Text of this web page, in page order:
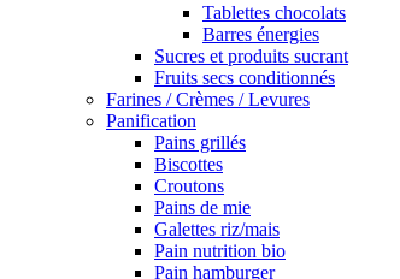
Tablettes chocolats
Barres énergies
Sucres et produits sucrant
Fruits secs conditionnés
Farines / Crèmes / Levures
Panification
Pains grillés
Biscottes
Croutons
Pains de mie
Galettes riz/mais
Pain nutrition bio
Pain hamburger